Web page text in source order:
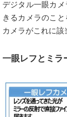
デジタル一眼カ
きるカメラのこ
カメラがこれに該
一眼レフとミラ